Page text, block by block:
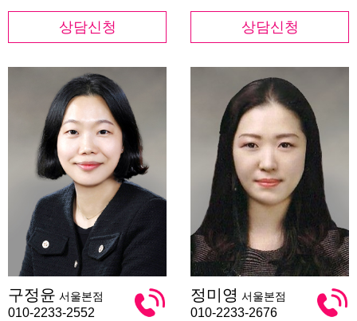
상담신청 상담신청
정
윤
구정윤 서울본점
010-2233-2552
미
영
정미영 서울본점
010-2233-2676